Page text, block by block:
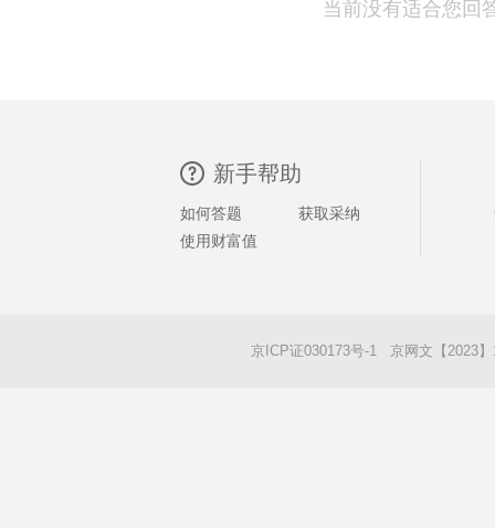
当前没有适合您回
新手帮助
如何答题
获取采纳
使用财富值
京ICP证030173号-1 京网文【